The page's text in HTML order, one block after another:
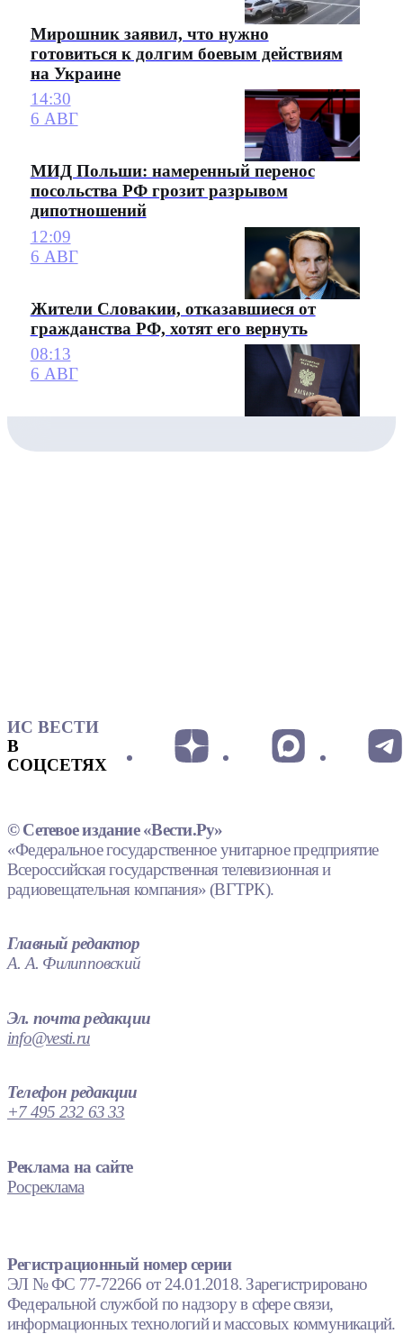
Мирошник заявил, что нужно
готовиться к долгим боевым действиям
на Украине
14:30
6 АВГ
МИД Польши: намеренный перенос
посольства РФ грозит разрывом
дипотношений
12:09
6 АВГ
Жители Словакии, отказавшиеся от
гражданства РФ, хотят его вернуть
08:13
6 АВГ
ИС ВЕСТИ
В
СОЦСЕТЯХ
© Сетевое издание «Вести.Ру»
«Федеральное государственное унитарное предприятие
Всероссийская государственная телевизионная и
радиовещательная компания» (ВГТРК).
Главный редактор
А. А. Филипповский
Эл. почта редакции
info@vesti.ru
Телефон редакции
+7 495 232 63 33
Реклама на сайте
Росреклама
Регистрационный номер серии
ЭЛ № ФС 77-72266 от 24.01.2018. Зарегистрировано
Федеральной службой по надзору в сфере связи,
информационных технологий и массовых коммуникаций.